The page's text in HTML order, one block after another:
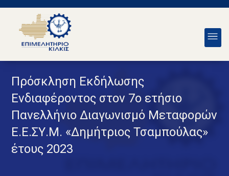
Πρόσκληση Εκδήλωσης
Ενδιαφέροντος στον 7ο ετήσιο
Πανελλήνιο Διαγωνισμό Μεταφορών
Ε.Ε.ΣΥ.Μ. «Δημήτριος Τσαμπούλας»
έτους 2023